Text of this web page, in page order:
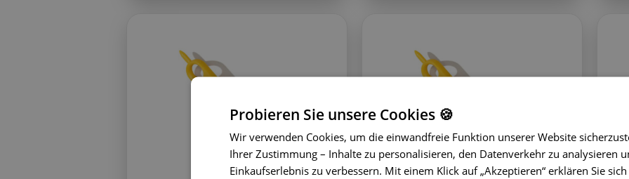
Probieren Sie unsere Cookies 🍪
Wir verwenden Cookies, um die einwandfreie Funktion unserer Website
Ihrer Zustimmung – Inhalte zu personalisieren, den Datenverkehr zu analysieren
Einkaufserlebnis zu verbessern. Mit einem Klick auf „Akzeptieren“ erklären Sie